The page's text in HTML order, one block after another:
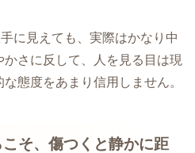
に見えても、実際はかなり中
さに反して、人を見る目は現
態度をあまり信用しません。
そ、傷つくと静かに距